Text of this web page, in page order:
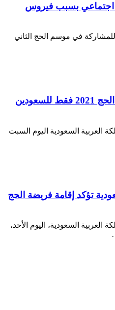
اجتماعي بسبب فيروس
في موسم الحج الثاني
فقط 60 ألف حاج.. مناسك الحج 2021 فقط للسعودين
العربية السعودية اليوم السبت
تؤكد إقامة فريضة الحج
العربية السعودية، اليوم الأحد،